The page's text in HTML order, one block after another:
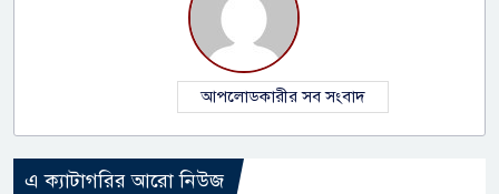
আপলোডকারীর সব সংবাদ
এ ক্যাটাগরির আরো নিউজ